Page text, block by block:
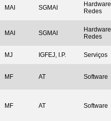
MAI SGMAI
Hardware
Redes
MAI SGMAI
Hardware
Redes
MJ IGFEJ, I.P. Serviços
MF AT Software
MF AT Software